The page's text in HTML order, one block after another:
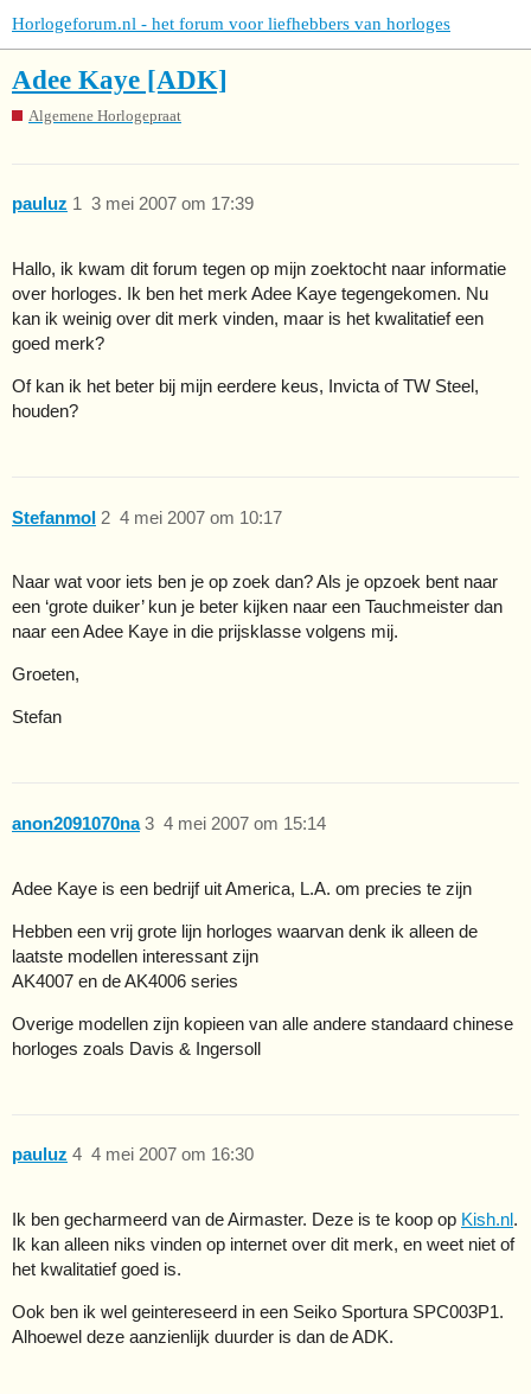
Horlogeforum.nl - het forum voor liefhebbers van horloges
Adee Kaye [ADK]
Algemene Horlogepraat
pauluz 3 mei 2007 om 17:39
1
Hallo, ik kwam dit forum tegen op mijn zoektocht naar informatie
over horloges. Ik ben het merk Adee Kaye tegengekomen. Nu
kan ik weinig over dit merk vinden, maar is het kwalitatief een
goed merk?
Of kan ik het beter bij mijn eerdere keus, Invicta of TW Steel,
houden?
Stefanmol 4 mei 2007 om 10:17
2
Naar wat voor iets ben je op zoek dan? Als je opzoek bent naar
een ‘grote duiker’ kun je beter kijken naar een Tauchmeister dan
naar een Adee Kaye in die prijsklasse volgens mij.
Groeten,
Stefan
anon2091070na 4 mei 2007 om 15:14
3
Adee Kaye is een bedrijf uit America, L.A. om precies te zijn
Hebben een vrij grote lijn horloges waarvan denk ik alleen de
laatste modellen interessant zijn
AK4007 en de AK4006 series
Overige modellen zijn kopieen van alle andere standaard chinese
horloges zoals Davis & Ingersoll
pauluz 4 mei 2007 om 16:30
4
Ik ben gecharmeerd van de Airmaster. Deze is te koop op Kish.nl.
Ik kan alleen niks vinden op internet over dit merk, en weet niet of
het kwalitatief goed is.
Ook ben ik wel geintereseerd in een Seiko Sportura SPC003P1.
Alhoewel deze aanzienlijk duurder is dan de ADK.